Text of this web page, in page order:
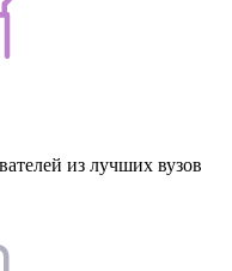
из лучших вузов